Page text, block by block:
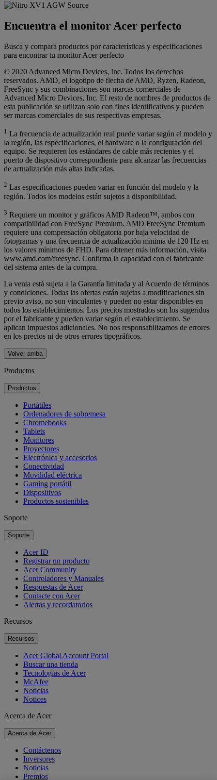
Encuentra el monitor Acer perfecto
Busca y compara productos por características y especificaciones
para encontrar tu monitor Acer perfecto
© 2020 Advanced Micro Devices, Inc. Todos los derechos
reservados. AMD, el logotipo de flecha de AMD, Ryzen, Radeon,
FreeSync y sus combinaciones son marcas comerciales de
Advanced Micro Devices, Inc. El resto de nombres de productos de
esta publicación se utilizan solo con fines identificativos y pueden
ser marcas comerciales de sus respectivas empresas.
1 La frecuencia de actualización real puede variar según el modelo y
la región, las especificaciones, el hardware o la configuración del
equipo. Se requieren los estándares de cable más recientes y el
puerto de dispositivo correspondiente para alcanzar las frecuencias
de actualización más altas indicadas.
2 Las especificaciones pueden variar en función del modelo y la
región. Todos los modelos están sujetos a disponibilidad.
3 Requiere un monitor y gráficos AMD Radeon™, ambos con
compatibilidad con FreeSync Premium. AMD FreeSync Premium
requiere una compensación obligatoria por baja velocidad de
fotogramas y una frecuencia de actualización mínima de 120 Hz en
los valores mínimos de FHD. Para obtener más información, visita
www.amd.com/freesync. Confirma la capacidad con el fabricante
del sistema antes de la compra.
La venta está sujeta a la Garantía limitada y al Acuerdo de términos
y condiciones. Todas las ofertas están sujetas a modificaciones sin
previo aviso, no son vinculantes y pueden no estar disponibles en
todos los establecimientos. Los precios mostrados son los sugeridos
por el fabricante y pueden variar según el establecimiento. Se
aplican impuestos adicionales. No nos responsabilizamos de errores
en los precios ni de otros errores tipográficos.
Volver arriba
Productos
Productos
Portátiles
Ordenadores de sobremesa
Chromebooks
Tablets
Monitores
Proyectores
Electrónica y accesorios
Conectividad
Movilidad eléctrica
Gaming portátil
Dispositivos
Productos sostenibles
Soporte
Soporte
Acer ID
Registrar un producto
Acer Community
Controladores y Manuales
Respuestas de Acer
Contacte con Acer
Alertas y recordatorios
Recursos
Recursos
Acer Global Account Portal
Buscar una tienda
Tecnologías de Acer
McAfee
Noticias
Notices
Acerca de Acer
Acerca de Acer
Contáctenos
Inversores
Noticias
Premios